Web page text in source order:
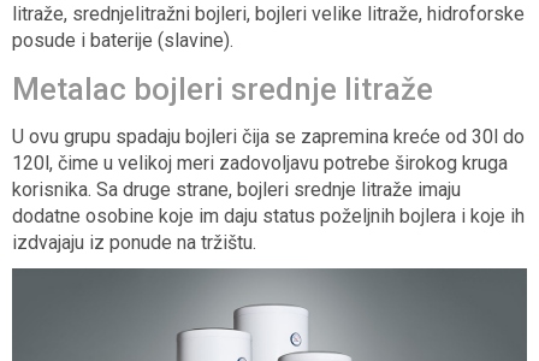
litraže, srednjelitražni bojleri, bojleri velike litraže, hidroforske
posude i baterije (slavine).
Metalac bojleri srednje litraže
U ovu grupu spadaju bojleri čija se zapremina kreće od 30l do
120l, čime u velikoj meri zadovoljavu potrebe širokog kruga
korisnika. Sa druge strane, bojleri srednje litraže imaju
dodatne osobine koje im daju status poželjnih bojlera i koje ih
izdvajaju iz ponude na tržištu.